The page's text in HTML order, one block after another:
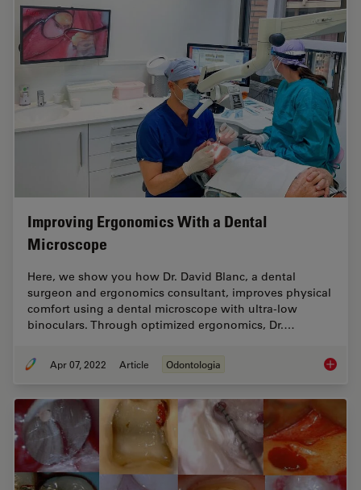
Improving Ergonomics With a Dental
Microscope
Here, we show you how Dr. David Blanc, a dental
surgeon and ergonomics consultant, improves physical
comfort using a dental microscope with ultra-low
binoculars. Through optimized ergonomics, Dr.…
Apr 07, 2022 Article Odontologia